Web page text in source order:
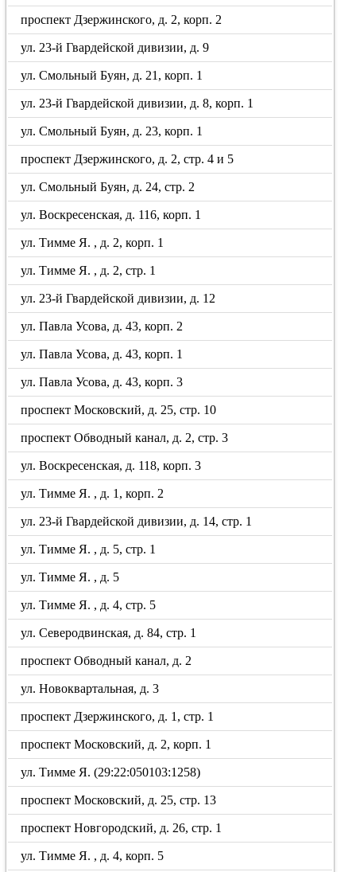
проспект Дзержинского, д. 2, корп. 2
ул. 23-й Гвардейской дивизии, д. 9
ул. Смольный Буян, д. 21, корп. 1
ул. 23-й Гвардейской дивизии, д. 8, корп. 1
ул. Смольный Буян, д. 23, корп. 1
проспект Дзержинского, д. 2, стр. 4 и 5
ул. Смольный Буян, д. 24, стр. 2
ул. Воскресенская, д. 116, корп. 1
ул. Тимме Я. , д. 2, корп. 1
ул. Тимме Я. , д. 2, стр. 1
ул. 23-й Гвардейской дивизии, д. 12
ул. Павла Усова, д. 43, корп. 2
ул. Павла Усова, д. 43, корп. 1
ул. Павла Усова, д. 43, корп. 3
проспект Московский, д. 25, стр. 10
проспект Обводный канал, д. 2, стр. 3
ул. Воскресенская, д. 118, корп. 3
ул. Тимме Я. , д. 1, корп. 2
ул. 23-й Гвардейской дивизии, д. 14, стр. 1
ул. Тимме Я. , д. 5, стр. 1
ул. Тимме Я. , д. 5
ул. Тимме Я. , д. 4, стр. 5
ул. Северодвинская, д. 84, стр. 1
проспект Обводный канал, д. 2
ул. Новоквартальная, д. 3
проспект Дзержинского, д. 1, стр. 1
проспект Московский, д. 2, корп. 1
ул. Тимме Я. (29:22:050103:1258)
проспект Московский, д. 25, стр. 13
проспект Новгородский, д. 26, стр. 1
ул. Тимме Я. , д. 4, корп. 5